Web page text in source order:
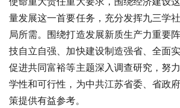
量发展这一首要任务，充分发挥九三学
局所需。围绕打造发展新质生产力重要
技自立自强、加快建设制造强省、全面
促进共同富裕等主题深入调查研究，努
学性和可行性，为中共江苏省委、省政
策提供有益参考。